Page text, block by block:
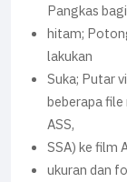
Pangkas
hitam;
lakukan
Suka; Putar
beberapa
ASS,
SSA) ke film
ukuran dan